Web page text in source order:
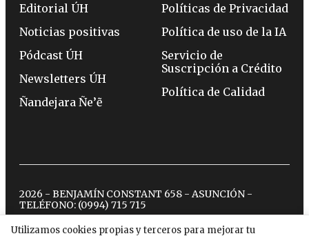
Utilizamos cookies propias y terceros para mejorar tu
Editorial ÚH
Noticias positivas
Pódcast ÚH
Newsletters ÚH
Ñandejara Ñe’ẽ
Políticas de Privacidad
Política de uso de la IA
Servicio de
Suscripción a Crédito
Política de Calidad
2026 - BENJAMÍN CONSTANT 658 - ASUNCIÓN -
TELÉFONO: (0994) 715 715